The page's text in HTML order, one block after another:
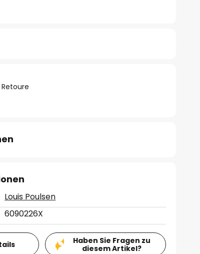
Louis Poulsen
6090226X
Haben Sie Fragen zu
diesem Artikel?